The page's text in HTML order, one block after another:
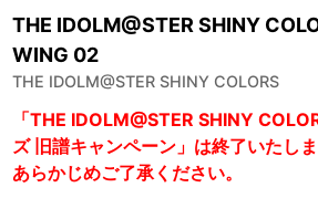
THE IDOLM@STER SHINY
WING 02
THE IDOLM@STER SHINY COLORS
「THE IDOLM@STER SHINY
ズ 旧譜キャンペーン」は終了いたしま
あらかじめご了承ください。